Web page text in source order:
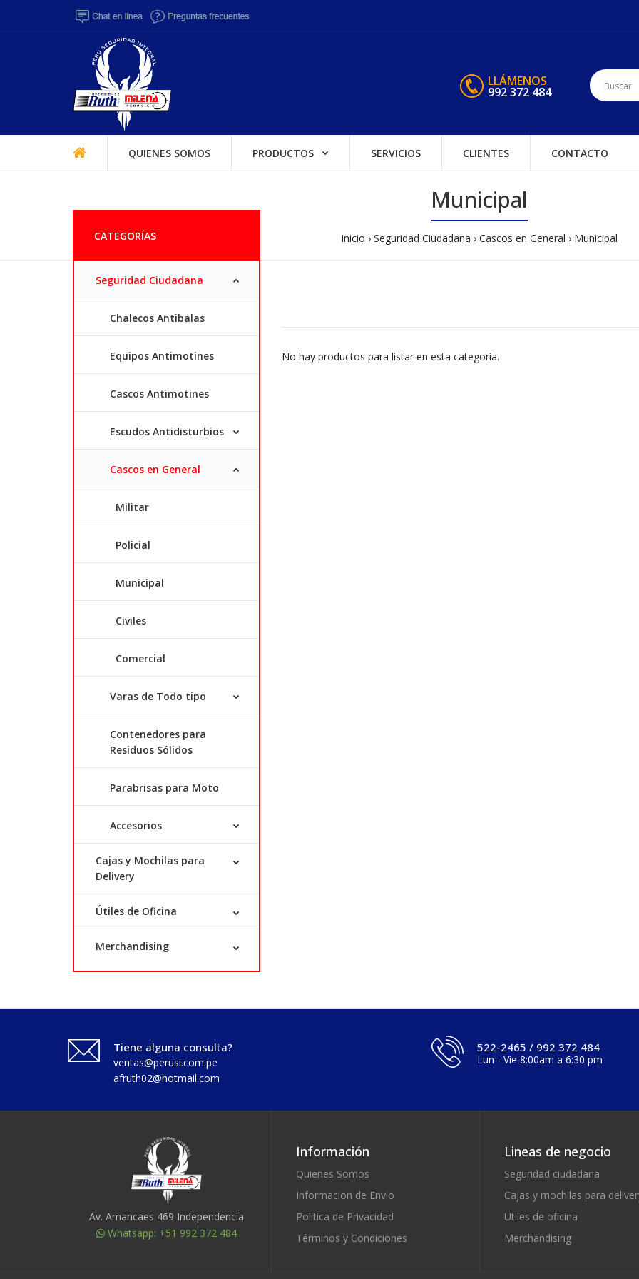
LLÁMENOS
992 372 484
QUIENES SOMOS PRODUCTOS SERVICIOS CLIENTES CONTACTO
Municipal
Inicio Seguridad Ciudadana Cascos en General Municipal
CATEGORÍAS
Seguridad Ciudadana
Chalecos Antibalas
Equipos Antimotines
Cascos Antimotines
Escudos Antidisturbios
Cascos en General
Militar
Policial
Municipal
Civiles
Comercial
Varas de Todo tipo
Contenedores para
Residuos Sólidos
Parabrisas para Moto
Accesorios
Cajas y Mochilas para
Delivery
Útiles de Oficina
Merchandising
No hay productos para listar en esta categoría.
Tiene alguna consulta?
ventas@perusi.com.pe
afruth02@hotmail.com
522-2465 / 992 372 484
Lun - Vie 8:00am a 6:30 pm
Av. Amancaes 469 Independencia
Whatsapp: +51 992 372 484
Información
Quienes Somos
Informacion de Envio
Política de Privacidad
Términos y Condiciones
Lineas de negocio
Seguridad ciudadana
Cajas y mochilas para
Utiles de oficina
Merchandising